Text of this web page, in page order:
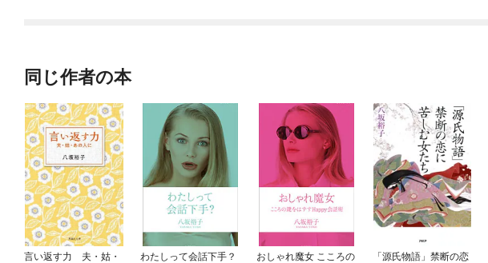
同じ作者の本
言い返す力 夫・姑・
わたしって会話下手？
おしゃれ魔女 こころの
「源氏物語」禁断の恋